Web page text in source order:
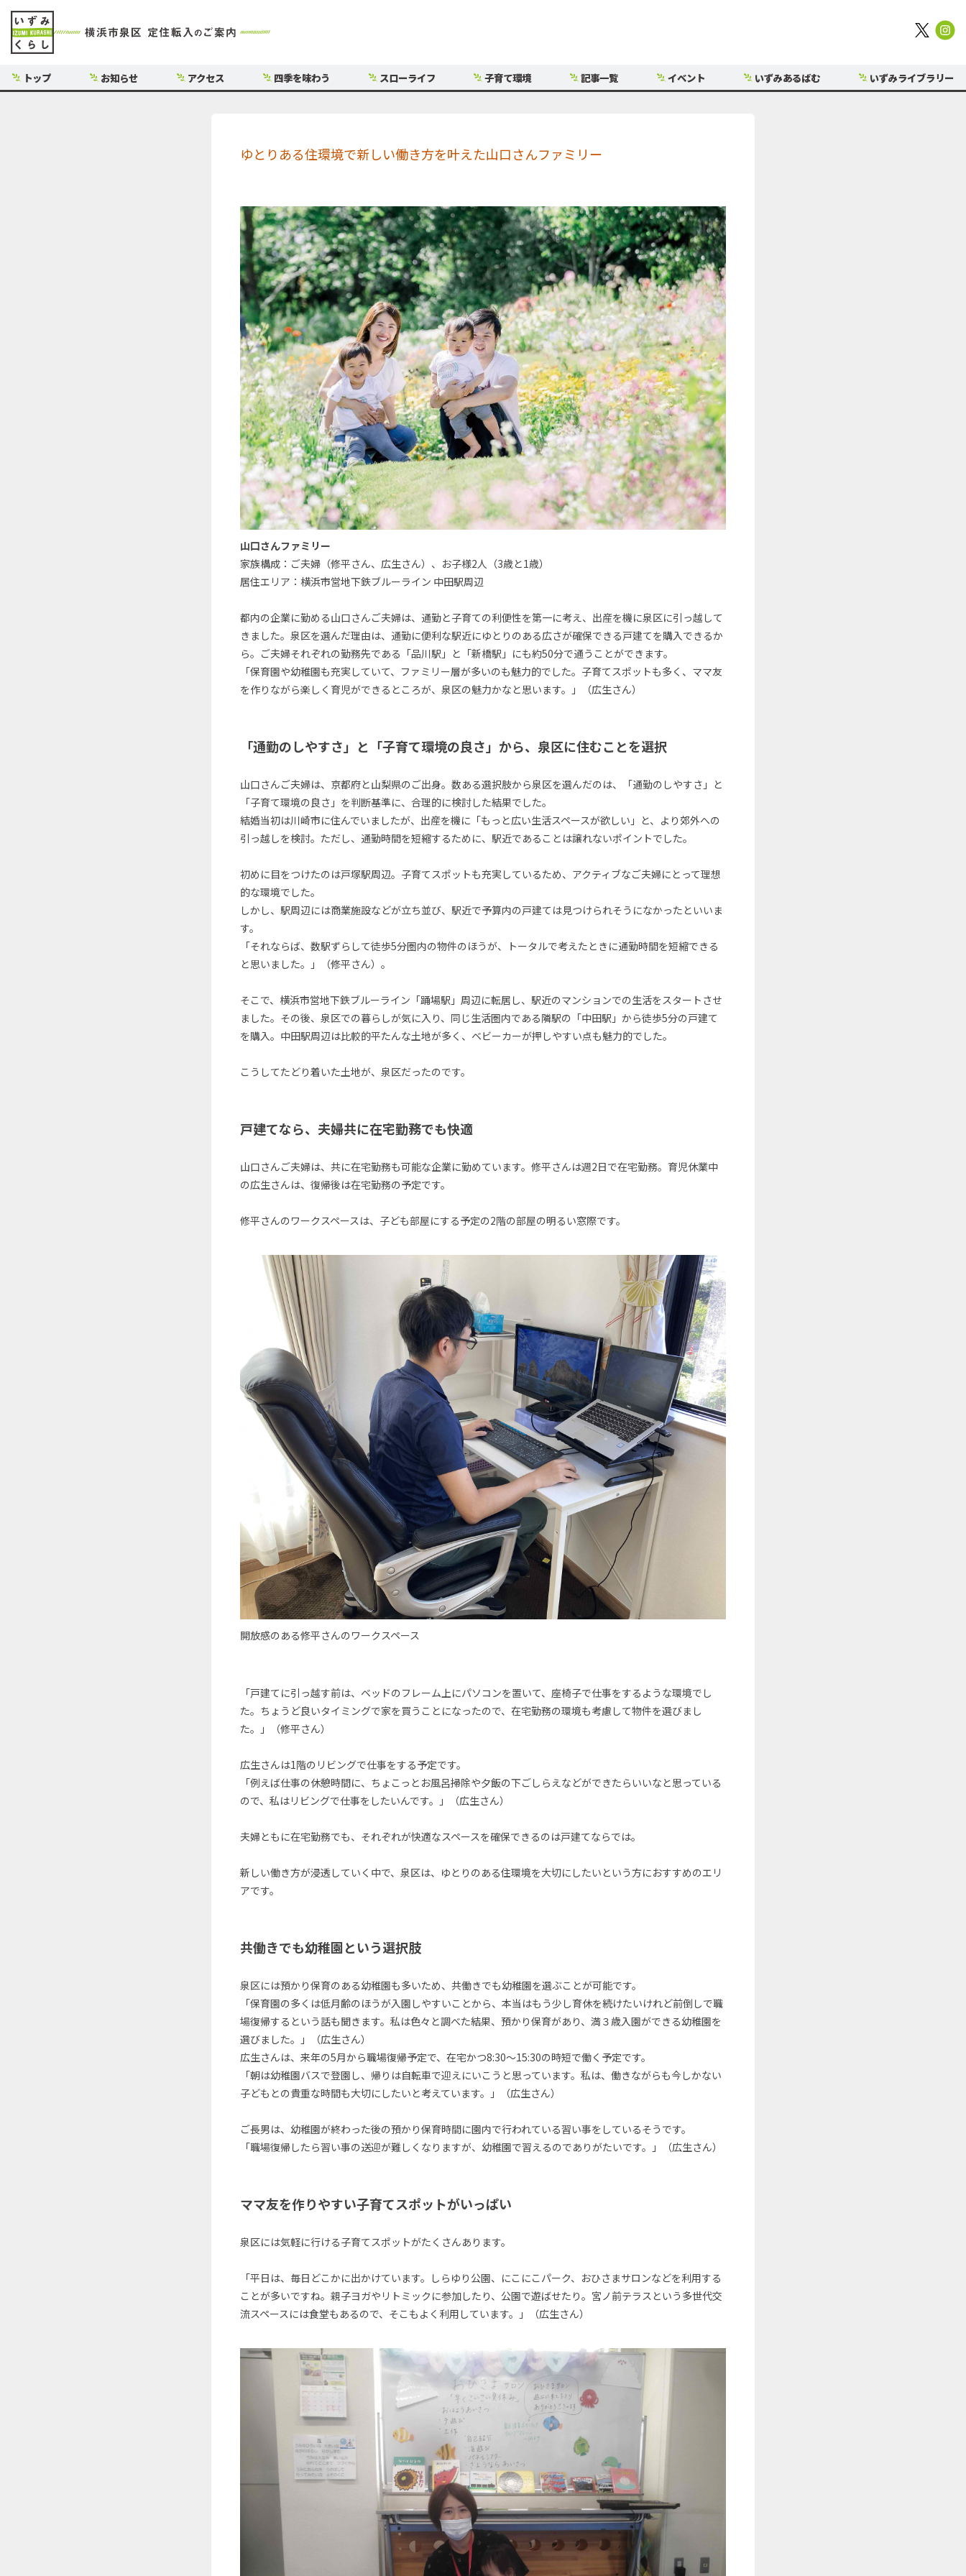
トップ お知らせ アクセス 四季を味わう スローライフ 子育て環境 記事一覧 イベント いずみあるばむ いずみライブラリー
ゆとりある住環境で新しい働き方を叶えた山口さんファミリー
山口さんファミリー
家族構成：ご夫婦（修平さん、広生さん）、お子様2人（3歳と1歳）
居住エリア：横浜市営地下鉄ブルーライン 中田駅周辺
都内の企業に勤める山口さんご夫婦は、通勤と子育ての利便性を第一に考え、出産を機に泉区に引っ越して
きました。泉区を選んだ理由は、通勤に便利な駅近にゆとりのある広さが確保できる戸建てを購入できるか
ら。ご夫婦それぞれの勤務先である「品川駅」と「新橋駅」にも約50分で通うことができます。
「保育園や幼稚園も充実していて、ファミリー層が多いのも魅力的でした。子育てスポットも多く、ママ友
を作りながら楽しく育児ができるところが、泉区の魅力かなと思います。」（広生さん）
「通勤のしやすさ」と「子育て環境の良さ」から、泉区に住むことを選択
山口さんご夫婦は、京都府と山梨県のご出身。数ある選択肢から泉区を選んだのは、「通勤のしやすさ」と
「子育て環境の良さ」を判断基準に、合理的に検討した結果でした。
結婚当初は川崎市に住んでいましたが、出産を機に「もっと広い生活スペースが欲しい」と、より郊外への
引っ越しを検討。ただし、通勤時間を短縮するために、駅近であることは譲れないポイントでした。
初めに目をつけたのは戸塚駅周辺。子育てスポットも充実しているため、アクティブなご夫婦にとって理想
的な環境でした。
しかし、駅周辺には商業施設などが立ち並び、駅近で予算内の戸建ては見つけられそうになかったといいま
す。
「それならば、数駅ずらして徒歩5分圏内の物件のほうが、トータルで考えたときに通勤時間を短縮できる
と思いました。」（修平さん）。
そこで、横浜市営地下鉄ブルーライン「踊場駅」周辺に転居し、駅近のマンションでの生活をスタートさせ
ました。その後、泉区での暮らしが気に入り、同じ生活圏内である隣駅の「中田駅」から徒歩5分の戸建て
を購入。中田駅周辺は比較的平たんな土地が多く、ベビーカーが押しやすい点も魅力的でした。
こうしてたどり着いた土地が、泉区だったのです。
戸建てなら、夫婦共に在宅勤務でも快適
山口さんご夫婦は、共に在宅勤務も可能な企業に勤めています。修平さんは週2日で在宅勤務。育児休業中
の広生さんは、復帰後は在宅勤務の予定です。
修平さんのワークスペースは、子ども部屋にする予定の2階の部屋の明るい窓際です。
開放感のある修平さんのワークスペース
「戸建てに引っ越す前は、ベッドのフレーム上にパソコンを置いて、座椅子で仕事をするような環境でし
た。ちょうど良いタイミングで家を買うことになったので、在宅勤務の環境も考慮して物件を選びまし
た。」（修平さん）
広生さんは1階のリビングで仕事をする予定です。
「例えば仕事の休憩時間に、ちょこっとお風呂掃除や夕飯の下ごしらえなどができたらいいなと思っている
ので、私はリビングで仕事をしたいんです。」（広生さん）
夫婦ともに在宅勤務でも、それぞれが快適なスペースを確保できるのは戸建てならでは。
新しい働き方が浸透していく中で、泉区は、ゆとりのある住環境を大切にしたいという方におすすめのエリ
アです。
共働きでも幼稚園という選択肢
泉区には預かり保育のある幼稚園も多いため、共働きでも幼稚園を選ぶことが可能です。
「保育園の多くは低月齢のほうが入園しやすいことから、本当はもう少し育休を続けたいけれど前倒しで職
場復帰するという話も聞きます。私は色々と調べた結果、預かり保育があり、満３歳入園ができる幼稚園を
選びました。」（広生さん）
広生さんは、来年の5月から職場復帰予定で、在宅かつ8:30～15:30の時短で働く予定です。
「朝は幼稚園バスで登園し、帰りは自転車で迎えにいこうと思っています。私は、働きながらも今しかない
子どもとの貴重な時間も大切にしたいと考えています。」（広生さん）
ご長男は、幼稚園が終わった後の預かり保育時間に園内で行われている習い事をしているそうです。
「職場復帰したら習い事の送迎が難しくなりますが、幼稚園で習えるのでありがたいです。」（広生さん）
ママ友を作りやすい子育てスポットがいっぱい
泉区には気軽に行ける子育てスポットがたくさんあります。
「平日は、毎日どこかに出かけています。しらゆり公園、にこにこパーク、おひさまサロンなどを利用する
ことが多いですね。親子ヨガやリトミックに参加したり、公園で遊ばせたり。宮ノ前テラスという多世代交
流スペースには食堂もあるので、そこもよく利用しています。」（広生さん）